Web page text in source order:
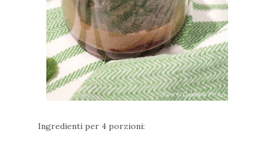
Ingredienti per 4 porzioni: